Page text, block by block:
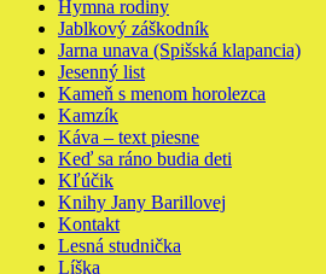
Hymna rodiny
Jablkový záškodník
Jarna unava (Spišská klapancia)
Jesenný list
Kameň s menom horolezca
Kamzík
Káva – text piesne
Keď sa ráno budia deti
Kľúčik
Knihy Jany Barillovej
Kontakt
Lesná studnička
Líška